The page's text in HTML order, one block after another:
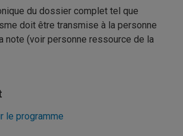
du dossier complet tel que
doit être transmise à la personne
note (voir personne ressource de la
le programme